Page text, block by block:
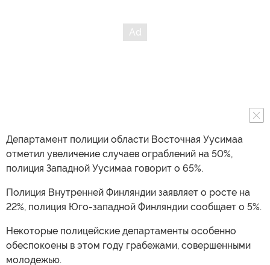
Департамент полиции области Восточная Уусимаа
отметил увеличение случаев ограблений на 50%,
полиция Западной Уусимаа говорит о 65%.
Полиция Внутренней Финляндии заявляет о росте на
22%, полиция Юго-западной Финляндии сообщает о 5%.
Некоторые полицейские департаменты особенно
обеспокоены в этом году грабежами, совершенными
молодежью.